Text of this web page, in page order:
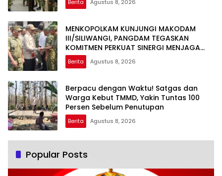
Berita Agustus 8, 2026
MENKOPOLKAM KUNJUNGI MAKODAM
III/SILIWANGI, PANGDAM TEGASKAN
KOMITMEN PERKUAT SINERGI MENJAGA
STABILITAS NASIONAL
Berita Agustus 8, 2026
Berpacu dengan Waktu! Satgas dan
Warga Kebut TMMD, Yakin Tuntas 100
Persen Sebelum Penutupan
Berita Agustus 8, 2026
Popular Posts